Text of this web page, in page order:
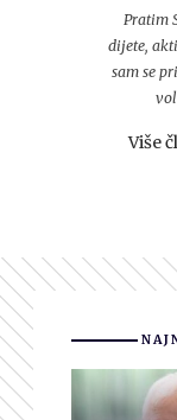
Pratim
dijete,
sam se
Više